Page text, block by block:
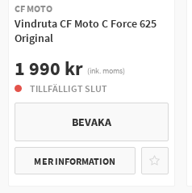
CF MOTO
Vindruta CF Moto C Force 625
Original
1 990 kr (ink. moms)
TILLFÄLLIGT SLUT
BEVAKA
MER INFORMATION